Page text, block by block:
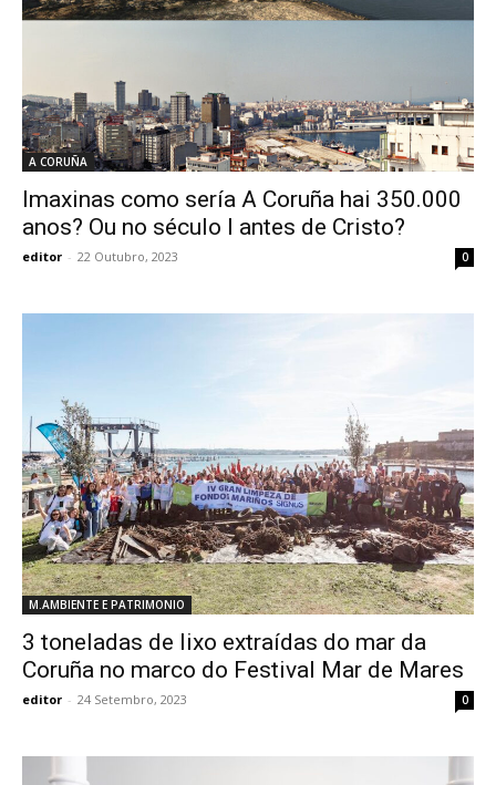
A CORUÑA
Imaxinas como sería A Coruña hai 350.000
anos? Ou no século I antes de Cristo?
editor - 22 Outubro, 2023 0
M.AMBIENTE E PATRIMONIO
3 toneladas de lixo extraídas do mar da
Coruña no marco do Festival Mar de Mares
editor - 24 Setembro, 2023 0